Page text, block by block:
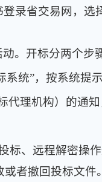
录省交易网，选
。开标分两个步
统”，按系统提
代理机构）的通
、远程解密操作
者撤回投标文件